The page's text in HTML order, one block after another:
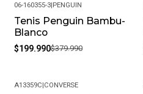
-47%
06-160355-3|PENGUIN
Tenis Penguin Bambu-
Blanco
$199.990$379.990
A13359C|CONVERSE